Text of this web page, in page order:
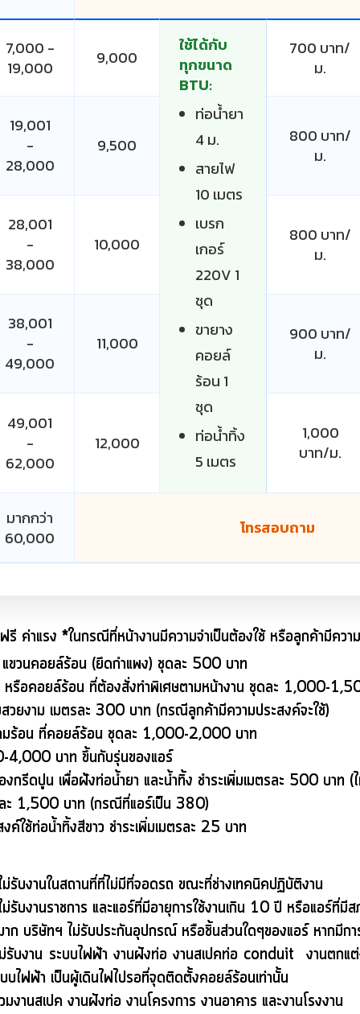
7,000 -
19,000
9,000
ใช้ได้กับ
ทุกขนาด
BTU:
ท่อน้ำยา
4 ม.
สายไฟ
10 เมตร
เบรก
เกอร์
220V 1
ชุด
ขายาง
คอยล์
ร้อน 1
ชุด
ท่อน้ำทิ้ง
5 เมตร
700 บาท/
ม.
19,001
-
28,000
9,500
800 บาท/
ม.
28,001
-
38,000
10,000
800 บาท/
ม.
38,001
-
49,000
11,000
900 บาท/
ม.
49,001
-
62,000
12,000
1,000
บาท/ม.
มากกว่า
60,000
โทรสอบถาม
ฟรี ค่าแรง *ในกรณีที่หน้างานมีความจำเป็นต้องใช้ หรือลูกค้ามีควา
แขวนคอยล์ร้อน (ยึดกำแพง) ชุดละ 500 บาท
หรือคอยล์ร้อน ที่ต้องสั่งทำพิเศษตามหน้างาน ชุดละ 1,000-
วยงาม เมตรละ 300 บาท (กรณีลูกค้ามีความประสงค์จะใช้)
มร้อน ที่คอยล์ร้อน ชุดละ 1,000-2,000 บาท
4,000 บาท ขึ้นกับรุ่นของแอร์
กรีดปูน เพื่อฝ้ังท่อน้ำยา และน้ำทิ้ง ชำระเพิ่มเมตรละ 500 บาท (
ะ 1,500 บาท (กรณีที่แอร์เป็น 380)
ใช้ท่อน้ำทิ้งสีขาว ชำระเพิ่มเมตรละ 25 บาท
รับงานในสถานที่ที่ไม่มีที่จอดรถ ขณะที่ช่างเทคนิคปฏิบัติงาน
รับงานราชการ และแอร์ที่มีอายุการใช้งานเกิน 10 ปี หรือแอร์ที่มี
าก บริษัทฯ ไม่รับประกันอุปกรณ์ หรือชิ้นส่วนใดๆของแอร์ หากมีกา
รับงาน ระบบไฟฟ้า งานฝังท่อ งานสเปคท่อ conduit งานตกแ
บบไฟฟ้า เป็นผู้เดินไฟไปรอที่จุดติดตั้งคอยล์ร้อนเท่านั้น
งานสเปค งานฝังท่อ งานโครงการ งานอาคาร และงานโรงงาน